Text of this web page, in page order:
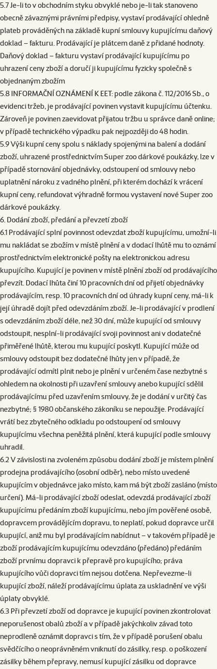
5.7 Je-li to v obchodním styku obvyklé nebo je-li tak stanoveno
obecně závaznými právními předpisy, vystaví prodávající ohledně
plateb prováděných na základě kupní smlouvy kupujícímu daňový
doklad – fakturu. Prodávající je plátcem daně z přidané hodnoty.
Daňový doklad – fakturu vystaví prodávající kupujícímu po
uhrazení ceny zboží a doručí ji kupujícímu fyzicky společně s
objednaným zbožím
5.8 INFORMAČNÍ OZNÁMENÍ K EET: podle zákona č. 112/2016 Sb., o
evidenci tržeb, je prodávající povinen vystavit kupujícímu účtenku.
Zároveň je povinen zaevidovat přijatou tržbu u správce daně online;
v případě technického výpadku pak nejpozději do 48 hodin.
5.9 Výši kupní ceny spolu s náklady spojenými na balení a dodání
zboží, uhrazené prostřednictvím Super zoo dárkové poukázky, lze v
případě stornování objednávky, odstoupení od smlouvy nebo
uplatnění nároku z vadného plnění, při kterém dochází k vrácení
kupní ceny, refundovat výhradně formou vystavení nové Super zoo
dárkové poukázky.
6. Dodání zboží, předání a převzetí zboží
6.1 Prodávající splní povinnost odevzdat zboží kupujícímu, umožní-li
mu nakládat se zbožím v místě plnění a v dodací lhůtě mu to oznámí
prostřednictvím elektronické pošty na elektronickou adresu
kupujícího. Kupující je povinen v místě plnění zboží od prodávajícího
převzít. Dodací lhůta činí 10 pracovních dní od přijetí objednávky
prodávajícím, resp. 10 pracovních dní od úhrady kupní ceny, má-li k
její úhradě dojít před odevzdáním zboží. Je-li prodávající v prodlení
s odevzdáním zboží déle, než 30 dní, může kupující od smlouvy
odstoupit, nesplní-li prodávající svoji povinnost ani v dodatečné
přiměřené lhůtě, kterou mu kupující poskytl. Kupující může od
smlouvy odstoupit bez dodatečné lhůty jen v případě, že
prodávající odmítl plnit nebo je plnění v určeném čase nezbytné s
ohledem na okolnosti při uzavření smlouvy anebo kupující sdělil
prodávajícímu před uzavřením smlouvy, že je dodání v určitý čas
nezbytné; § 1980 občanského zákoníku se nepoužije. Prodávající
vrátí bez zbytečného odkladu po odstoupení od smlouvy
kupujícímu všechna peněžitá plnění, která kupující podle smlouvy
uhradil.
6.2 V závislosti na zvoleném způsobu dodání zboží je místem plnění
prodejna prodávajícího (osobní odběr), nebo místo uvedené
kupujícím v objednávce jako místo, kam má být zboží zasláno (místo
určení). Má-li prodávající zboží odeslat, odevzdá prodávající zboží
kupujícímu předáním zboží kupujícímu, nebo jím pověřené osobě,
dopravcem provádějícím dopravu, to neplatí, pokud dopravce určil
kupující, aniž mu byl prodávajícím nabídnut – v takovém případě je
zboží prodávajícím kupujícímu odevzdáno (předáno) předáním
zboží prvnímu dopravci k přepravě pro kupujícího; práva
kupujícího vůči dopravci tím nejsou dotčena. Nepřevezme-li
kupující zboží, náleží prodávajícímu úplata za uskladnění ve výši
úplaty obvyklé.
6.3 Při převzetí zboží od dopravce je kupující povinen zkontrolovat
neporušenost obalů zboží a v případě jakýchkoliv závad toto
neprodleně oznámit dopravci s tím, že v případě porušení obalu
svědčícího o neoprávněném vniknutí do zásilky, resp. o poškození
zásilky během přepravy, nemusí kupující zásilku od dopravce